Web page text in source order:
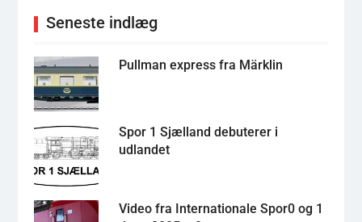
Seneste indlæg
Pullman express fra Märklin
Spor 1 Sjælland debuterer i
udlandet
Video fra Internationale Spor0 og 1